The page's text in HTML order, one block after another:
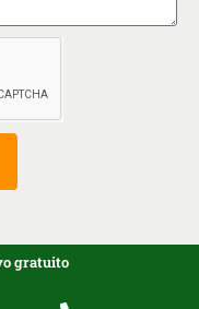
gratuito